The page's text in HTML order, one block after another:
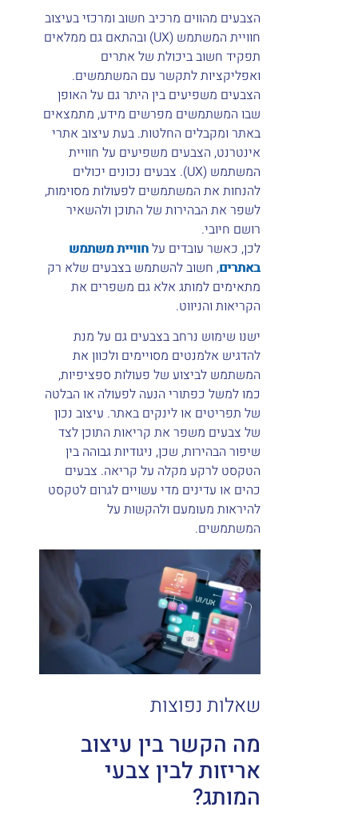
הצבעים מהווים מרכיב חשוב ומרכזי בעיצוב
חוויית המשתמש (UX) ובהתאם גם ממלאים
תפקיד חשוב ביכולת של אתרים
ואפליקציות לתקשר עם המשתמשים.
הצבעים משפיעים בין היתר גם על האופן
שבו המשתמשים מפרשים מידע, מתמצאים
באתר ומקבלים החלטות. בעת עיצוב אתרי
אינטרנט, הצבעים משפיעים על חוויית
המשתמש (UX). צבעים נכונים יכולים
להנחות את המשתמשים לפעולות מסוימות,
לשפר את הבהירות של התוכן ולהשאיר
רושם חיובי.
לכן, כאשר עובדים עלחוויית משתמש
באתרים, חשוב להשתמש בצבעים שלא רק
מתאימים למותג אלא גם משפרים את
הקריאות והניווט.
ישנו שימוש נרחב בצבעים גם על מנת
להדגיש אלמנטים מסויימים ולכוון את
המשתמש לביצוע של פעולות ספציפיות,
כמו למשל כפתורי הנעה לפעולה או הבלטה
של תפריטים או לינקים באתר. עיצוב נכון
של צבעים משפר את קריאות התוכן לצד
שיפור הבהירות, שכן, ניגודיות גבוהה בין
הטקסט לרקע מקלה על קריאה. צבעים
כהים או עדינים מדי עשויים לגרום לטקסט
להיראות מעומעם ולהקשות על
המשתמשים.
שאלות נפוצות
מה הקשר בין עיצוב
אריזות לבין צבעי
המותג?